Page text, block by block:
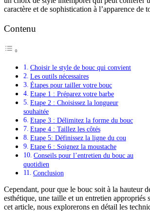
caractère et de sophistication à l’apparence de
Contenu
Choisir le style de bouc qui convient
Les outils nécessaires
Étapes pour tailler votre bouc
Etape 1 : Préparez votre barbe
Etape 2 : Choisissez la longueur
souhaitée
Etape 3 : Délimitez la forme du bouc
Etape 4 : Taillez les côtés
Etape 5: Définissez la ligne du cou
Etape 6 : Soignez la moustache
Conseils pour l’entretien du bouc au
quotidien
Conclusion
Cependant, pour que le bouc soit à la hauteur
esthétique, une taille et un entretien appropriés
cet article, nous explorerons en détail les